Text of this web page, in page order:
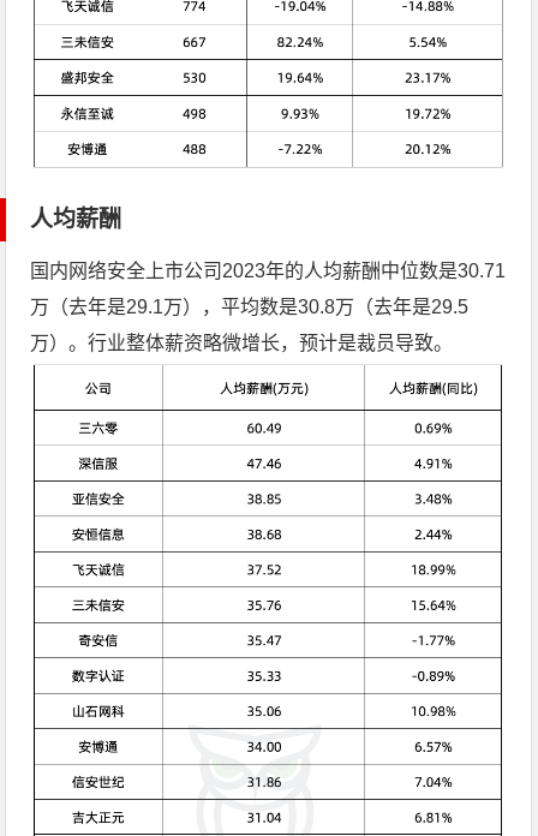
人均薪酬
国内网络安全上市公司2023年的人均薪酬中位数是30.71
万（去年是29.1万），平均数是30.8万（去年是29.5
万）。行业整体薪资略微增长，预计是裁员导致。